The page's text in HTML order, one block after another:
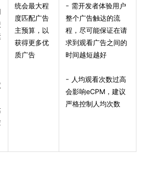
统会最大程
度匹配广告
主预算，以
获得更多优
质广告
- 需开发者体验用户
整个广告触达的流
程，尽可能保证在请
求到观看广告之间的
时间越短越好
- 人均观看次数过高
会影响eCPM，建议
严格控制人均次数